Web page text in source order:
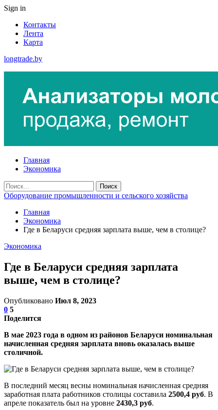
Sign in
Контакты
Лента
Карта
longtrade.by
Главная
Экономика
Оборудование промышленности и сельского хозяйства
Главная
Экономика
Где в Беларуси средняя зарплата выше, чем в столице?
Экономика
Где в Беларуси средняя зарплата
выше, чем в столице?
Опубликовано Июл 8, 2023
0 5
Поделится
В мае 2023 года в одном из районов Беларуси номинальная
начисленная средняя зарплата вновь оказалась выше
столичной.
В последний месяц весны номинальная начисленная средняя
заработная плата работников столицы составила 2500,4 руб. В
апреле показатель был на уровне 2430,3 руб.